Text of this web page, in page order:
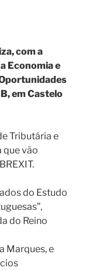
com a
Economia e
em Castelo
Tributária e
que vão
do Estudo
do Reino
Marques, e